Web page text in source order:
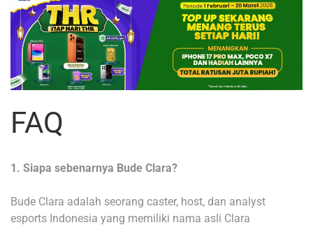
FAQ
1. Siapa sebenarnya Bude Clara?
Bude Clara adalah seorang caster, host, dan analyst
esports Indonesia yang memiliki nama asli Clara